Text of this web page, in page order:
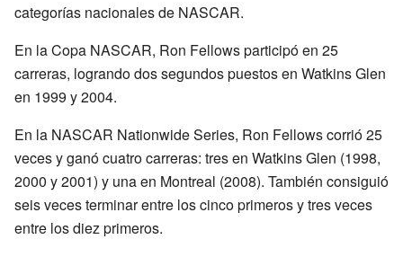
categorías nacionales de NASCAR.
En la Copa NASCAR, Ron Fellows participó en 25
carreras, logrando dos segundos puestos en Watkins Glen
en 1999 y 2004.
En la NASCAR Nationwide Series, Ron Fellows corrió 25
veces y ganó cuatro carreras: tres en Watkins Glen (1998,
2000 y 2001) y una en Montreal (2008). También consiguió
seis veces terminar entre los cinco primeros y tres veces
entre los diez primeros.